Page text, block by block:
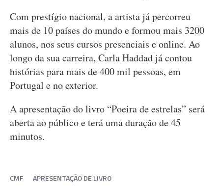
Com prestígio nacional, a artista já percorreu
mais de 10 países do mundo e formou mais 3200
alunos, nos seus cursos presenciais e online. Ao
longo da sua carreira, Carla Haddad já contou
histórias para mais de 400 mil pessoas, em
Portugal e no exterior.
A apresentação do livro “Poeira de estrelas” será
aberta ao público e terá uma duração de 45
minutos.
CMF
APRESENTAÇÃO DE LIVRO